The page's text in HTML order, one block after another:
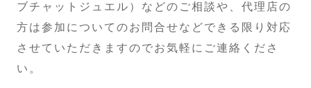
ブチャットジュエル）などのご相談や、代理店の
方は参加についてのお問合せなどできる限り対応
させていただきますのでお気軽にご連絡くださ
い。